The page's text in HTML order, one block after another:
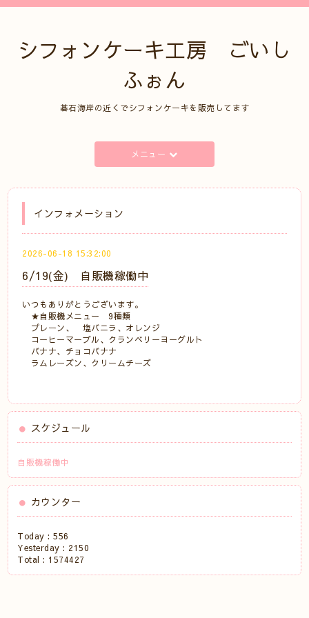
シフォンケーキ工房 ごいし
ふぉん
碁石海岸の近くでシフォンケーキを販売してます
メニュー
インフォメーション
2026-06-18 15:32:00
6/19(金) 自販機稼働中
いつもありがとうございます。
★自販機メニュー 9種類
プレーン、 塩バニラ、オレンジ
コーヒーマーブル、クランベリーヨーグルト
バナナ、チョコバナナ
ラムレーズン、クリームチーズ
スケジュール
自販機稼働中
カウンター
Today :556
Yesterday : 2150
Total : 1574427